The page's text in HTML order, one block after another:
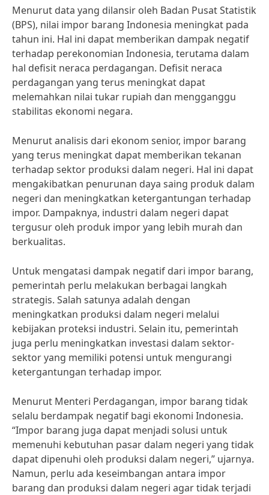
Menurut data yang dilansir oleh Badan Pusat Statistik
(BPS), nilai impor barang Indonesia meningkat pada
tahun ini. Hal ini dapat memberikan dampak negatif
terhadap perekonomian Indonesia, terutama dalam
hal defisit neraca perdagangan. Defisit neraca
perdagangan yang terus meningkat dapat
melemahkan nilai tukar rupiah dan mengganggu
stabilitas ekonomi negara.
Menurut analisis dari ekonom senior, impor barang
yang terus meningkat dapat memberikan tekanan
terhadap sektor produksi dalam negeri. Hal ini dapat
mengakibatkan penurunan daya saing produk dalam
negeri dan meningkatkan ketergantungan terhadap
impor. Dampaknya, industri dalam negeri dapat
tergusur oleh produk impor yang lebih murah dan
berkualitas.
Untuk mengatasi dampak negatif dari impor barang,
pemerintah perlu melakukan berbagai langkah
strategis. Salah satunya adalah dengan
meningkatkan produksi dalam negeri melalui
kebijakan proteksi industri. Selain itu, pemerintah
juga perlu meningkatkan investasi dalam sektor-
sektor yang memiliki potensi untuk mengurangi
ketergantungan terhadap impor.
Menurut Menteri Perdagangan, impor barang tidak
selalu berdampak negatif bagi ekonomi Indonesia.
“Impor barang juga dapat menjadi solusi untuk
memenuhi kebutuhan pasar dalam negeri yang tidak
dapat dipenuhi oleh produksi dalam negeri,” ujarnya.
Namun, perlu ada keseimbangan antara impor
barang dan produksi dalam negeri agar tidak terjadi